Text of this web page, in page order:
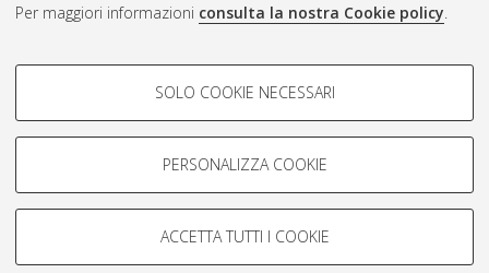
Per maggiori informazioni consulta la nostra Cookie policy.
COOKIE DI PROFILAZIONE -
Si tratta di cookie utilizzati per analizzare le caratteristiche della
navigazione degli utenti, creare profili in base al loro comportamento
Mostra cookie di profilazione
COOKIE TECNICI - NECESSARI
SOLO COOKIE NECESSARI
PERSONALIZZA COOKIE
ACCETTA TUTTI I COOKIE
2.0
Impostazioni Cookie
repository